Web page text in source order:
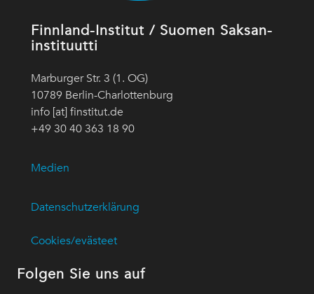
Finnland-Institut / Suomen Saksan-
instituutti
Marburger Str. 3 (1. OG)
10789 Berlin-Charlottenburg
info [at] finstitut.de
+49 30 40 363 18 90
Medien
Datenschutzerklärung
Cookies/evästeet
Folgen Sie uns auf